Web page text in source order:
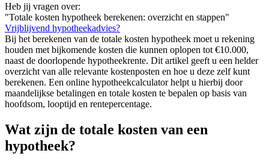
Heb jij vragen over:
"Totale kosten hypotheek berekenen: overzicht en stappen"
Vrijblijvend hypotheekadvies?
Bij het berekenen van de totale kosten hypotheek moet u rekening
houden met bijkomende kosten die kunnen oplopen tot €10.000,
naast de doorlopende hypotheekrente. Dit artikel geeft u een helder
overzicht van alle relevante kostenposten en hoe u deze zelf kunt
berekenen. Een online hypotheekcalculator helpt u hierbij door
maandelijkse betalingen en totale kosten te bepalen op basis van
hoofdsom, looptijd en rentepercentage.
Wat zijn de totale kosten van een
hypotheek?